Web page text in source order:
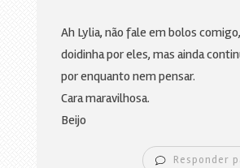
Ah Lylia, não fale em bolos
doidinha por eles, mas ainda
por enquanto nem pensar.
Cara maravilhosa.
Beijo
Responder